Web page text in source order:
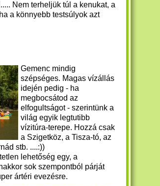
Nem terheljük túl a kenukat, a
a könnyebb testsúlyok azt
Gemenc mindig
szépséges. Magas vízállás
idején pedig - ha
megbocsátod az
elfogultságot - szerintünk a
világ egyik legtutibb
vízitúra-terepe. Hozzá csak
a Szigetköz, a Tisza-tó, az
stb. ....:))
lehetőség egy, a
sok szempontból párját
ártéri evezésre.